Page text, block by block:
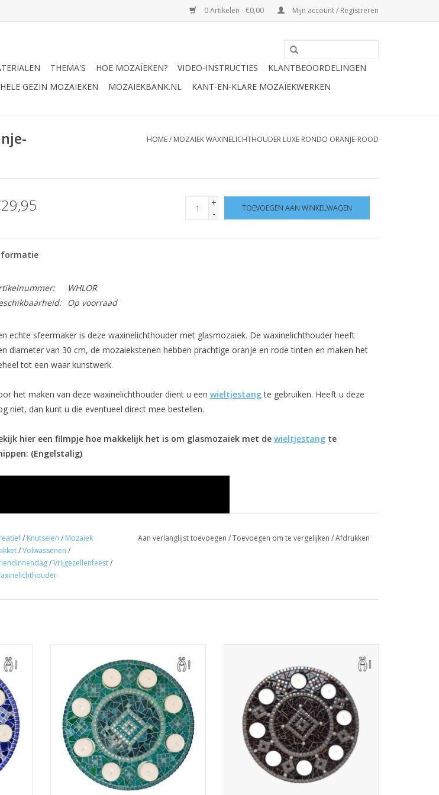
0 Artikelen - €0,00 Mijn account / Registreren
THEMA'S HOE MOZAÏEKEN? VIDEO-INSTRUCTIES
KLANTBEOORDELINGEN
GEZIN MOZAIEKEN MOZAIEKBANK.NL KANT-EN-KLARE MOZAÏEKWERKEN
HOME/ MOZAIEK WAXINELICHTHOUDER LUXE RONDO ORANJE-ROOD
+
-
TOEVOEGEN AAN WINKELWAGEN
WHLOR
Op voorraad
echte sfeermaker is deze waxinelichthouder met glasmozaiek. De waxinelichthouder heeft
diameter van 30 cm, de mozaiekstenen hebben prachtige oranje en rode tinten en maken het
tot een waar kunstwerk.
het maken van deze waxinelichthouder dient u een wieltjestangte gebruiken. Heeft u deze
niet, dan kunt u die eventueel direct mee bestellen.
hier een filmpje hoe makkelijk het is om glasmozaiek met de wieltjestangte
(Engelstalig)
met de muis over de afbeelding om in te zoomen op de details.
mozaiekstenen zijn van hoogwaardig glasmozaiek, dit ziet u ook echt af aan het
Voor het maken van deze mozaiekschaal wordt u geholpen door de overzichtelijke
pakket bevat naast de mozaiekstenen, lijm en mozaiekvoegsel ook de "kleine"
als roerbakje, sponsje etc. en natuurlijk 8 waxinelichtjes. Hiermee is het
/ Knutselen / Mozaiek
/Volwassenen /
/Vrijgezellenfeest/
Aan verlanglijst toevoegen /Toevoegen om te vergelijken /Afdrukken
alle
bestellen als mozaiek pakket. Incl. alle
mozaiekmaterialen, m.u.v. tang
TOEVOEGEN AAN WINKELWAGEN
bestellen als mozaiek pakket. Incl. alle
mozaiekmaterialen, m.u.v. tang
TOEVOEGEN AAN WINKELWAGEN